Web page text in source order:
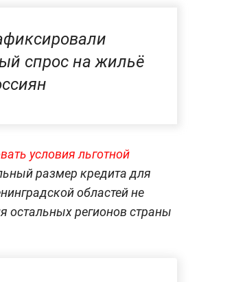
спрос на жильё
условия льготной
размер кредита для
областей не
остальных регионов страны